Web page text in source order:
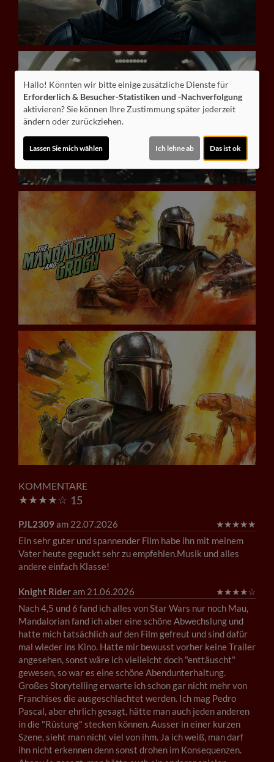
KOMMENTARE
★★★★☆ 15
PJL2309am 22.07.2026 ★★★★★
Ein sehr guter und spannender Film habe ihn mit meinem
Vater heute geguckt sehr zu empfehlen.Musik und alles
andere einfach Klasse!
Knight Rideram 21.06.2026 ★★★★☆
Nach 4,5 und 6 fand ich alles von Star Wars nur noch Mau,
Mandalorian fand ich aber eine schöne Abwechslung und
hatte mich tatsächlich auf den Film gefreut und sind dafür
mal wieder ins Kino. Hatte mir bewusst vorher keine Trailer
angesehen, sonst wäre ich vielleicht doch "enttäuscht"
gewesen, so war es eine schöne Abendunterhaltung.
Großes Storytelling erwarte ich schon gar nicht mehr von
Franchises die ausgeschlachtet werden. Ich mag Pedro
Pascal, aber ehrlich gesagt, hätte man auch jeden anderen
in die "Rüstung" stecken können. Ausser in einer kurzen
Szene, sieht man nicht viel von ihm. Ja ich weiß, man darf
ihn nicht erkennen denn sonst drohen im Konsequenzen.
Hallo! Könnten wir bitte einige zusätzliche Dienste für
Erforderlich & Besucher-Statistiken und -Nachverfolgung
aktivieren? Sie können Ihre Zustimmung später jederzeit
ändern oder zurückziehen.
Lassen Sie mich wählen Ich lehne ab Das ist ok